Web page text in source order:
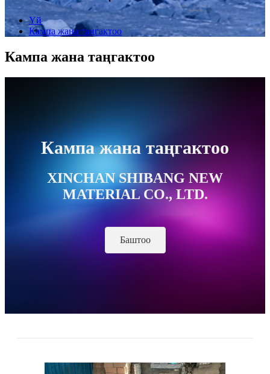
Үй
Кампа жана таңгактоо
Кампа жана таңгактоо
Кампа жана таңгактоо
XINCHAN SHIBANG NEW
MATERIAL CO., LTD.
Баштоо